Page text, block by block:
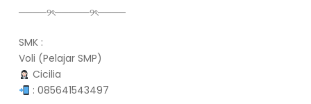
────୨ৎ─────୨ৎ────
SMK :
Voli (Pelajar SMP)
Cicilia
: 085641543497